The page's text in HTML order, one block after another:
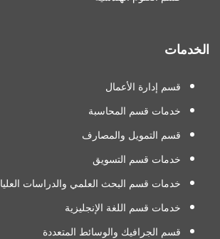
الخدمات
قسم إدارة الأعمال
خدمات قسم المحاسبة
قسم التمويل والمصارف
خدمات قسم التسويق
خدمات قسم البحث العلمي والدراسات العليا
خدمات قسم اللغة الإنجليزية
قسم الجرافيك والوسائط المتعددة